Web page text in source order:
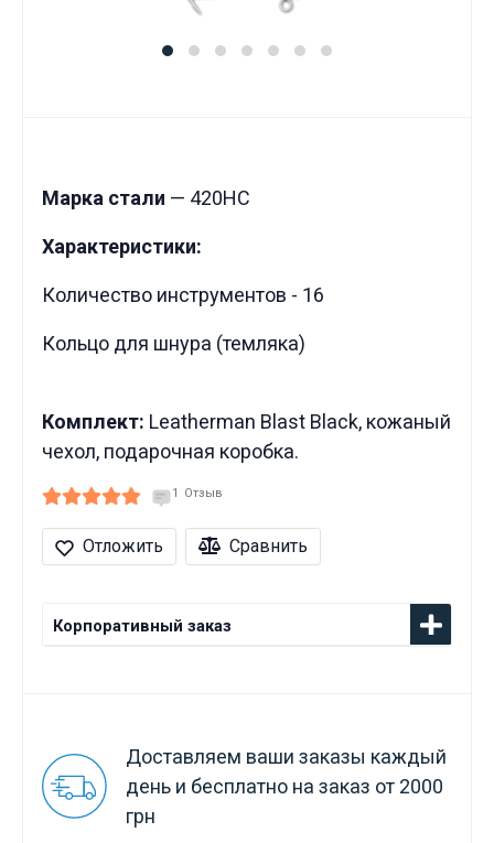
Марка стали — 420HC
Характеристики:
Количество инструментов - 16
Кольцо для шнура (темляка)
Комплект: Leatherman Blast Black, кожаный
чехол, подарочная коробка.
1 Отзыв
Отложить Сравнить
Корпоративный заказ
Доставляем ваши заказы каждый
день и бесплатно на заказ от 2000
грн